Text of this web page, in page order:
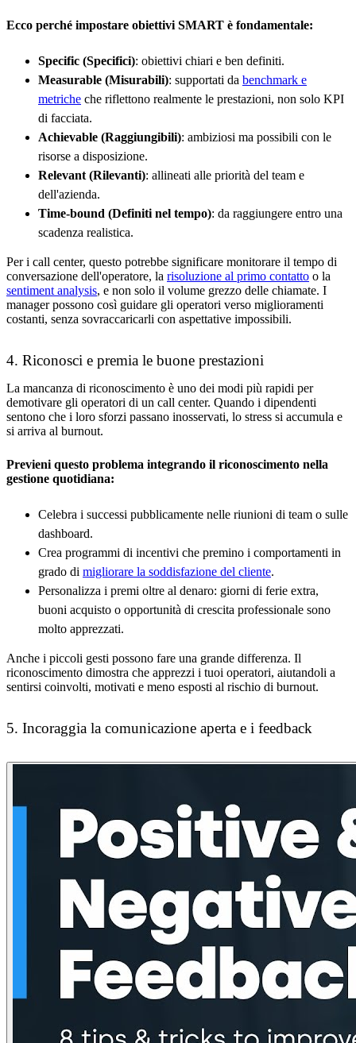
Ecco perché impostare obiettivi SMART è fondamentale:
Specific (Specifici): obiettivi chiari e ben definiti.
Measurable (Misurabili): supportati da benchmark e
metriche che riflettono realmente le prestazioni, non solo KPI
di facciata.
Achievable (Raggiungibili): ambiziosi ma possibili con le
risorse a disposizione.
Relevant (Rilevanti): allineati alle priorità del team e
dell'azienda.
Time-bound (Definiti nel tempo): da raggiungere entro una
scadenza realistica.
Per i call center, questo potrebbe significare monitorare il tempo di
conversazione dell'operatore, la risoluzione al primo contatto o la
sentiment analysis, e non solo il volume grezzo delle chiamate. I
manager possono così guidare gli operatori verso miglioramenti
costanti, senza sovraccaricarli con aspettative impossibili.
4. Riconosci e premia le buone prestazioni
La mancanza di riconoscimento è uno dei modi più rapidi per
demotivare gli operatori di un call center. Quando i dipendenti
sentono che i loro sforzi passano inosservati, lo stress si accumula e
si arriva al burnout.
Previeni questo problema integrando il riconoscimento nella
gestione quotidiana:
Celebra i successi pubblicamente nelle riunioni di team o sulle
dashboard.
Crea programmi di incentivi che premino i comportamenti in
grado di migliorare la soddisfazione del cliente.
Personalizza i premi oltre al denaro: giorni di ferie extra,
buoni acquisto o opportunità di crescita professionale sono
molto apprezzati.
Anche i piccoli gesti possono fare una grande differenza. Il
riconoscimento dimostra che apprezzi i tuoi operatori, aiutandoli a
sentirsi coinvolti, motivati e meno esposti al rischio di burnout.
5. Incoraggia la comunicazione aperta e i feedback